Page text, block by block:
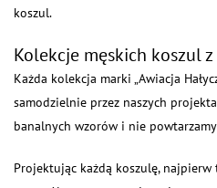
koszul.
Kolekcje męskich koszul
Każda kolekcja marki „Awiacja
samodzielnie przez naszych
banalnych wzorów i nie
Projektując każdą koszulę,